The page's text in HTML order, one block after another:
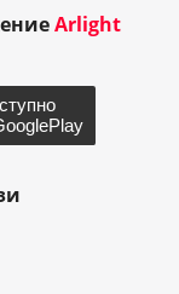
Arlight